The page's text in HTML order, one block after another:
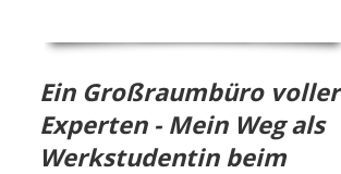
Ein Großraumbüro voller
Experten - Mein Weg als
Werkstudentin beim